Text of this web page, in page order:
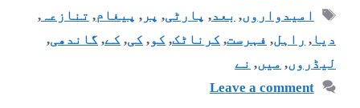
امیدواروں, بعد, پارٹی, پر, پیغام, تنازعہ,
دیا , راہل, فہرست, کرناٹک, کو, کی, کے, گاندھی,
لیڈروں, میں, نے
Leave a comment